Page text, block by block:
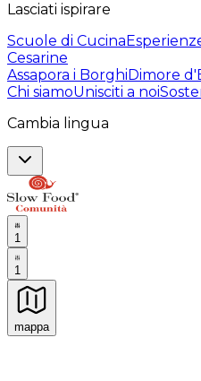
Lasciati ispirare
Scuole di Cucina
Cesarine
Assapora i BorghiDimore
Chi siamoUnisciti a noi
Cambia lingua
1
1
mappa
Esperienze culinarie